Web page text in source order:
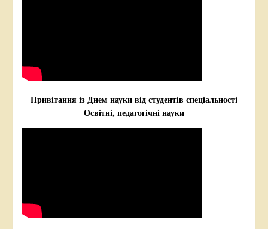
Привітання із Днем науки від студентів спеціальності
Освітні, педагогічні науки